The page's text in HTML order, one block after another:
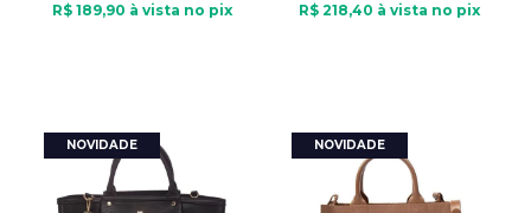
R$ 189,90 à vista no pix R$ 218,40 à vista no pix